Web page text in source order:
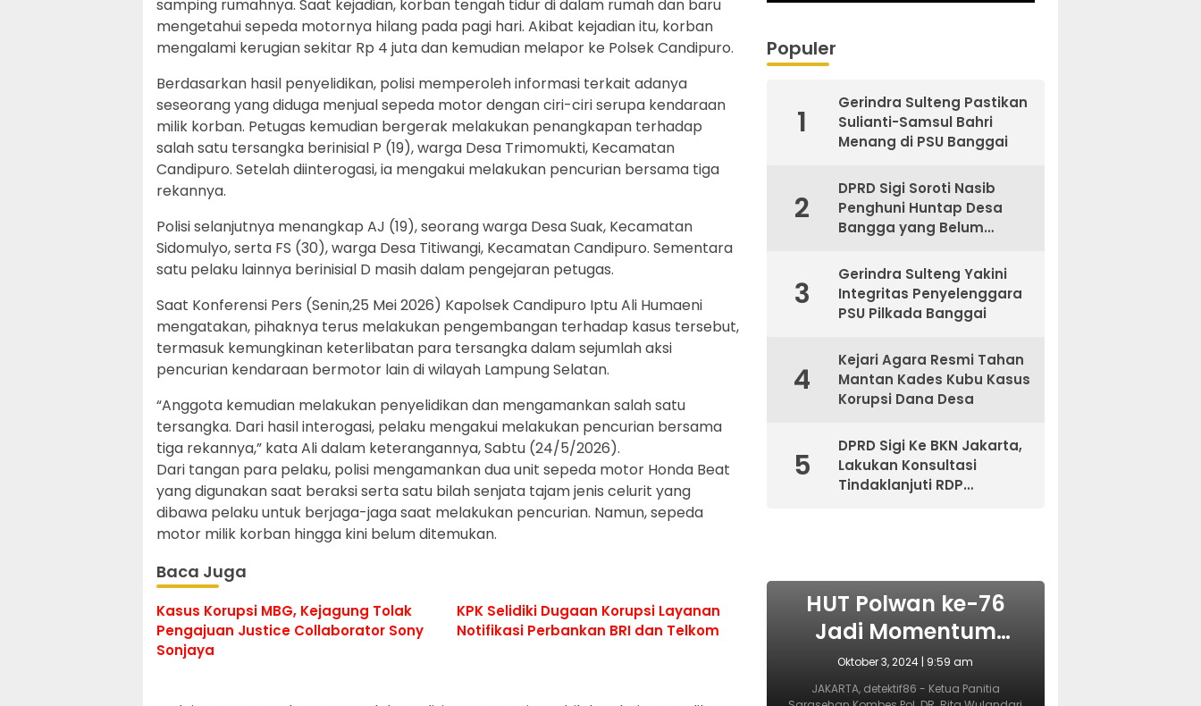
samping rumahnya. Saat kejadian, korban tengah tidur di dalam rumah dan baru
mengetahui sepeda motornya hilang pada pagi hari. Akibat kejadian itu, korban
mengalami kerugian sekitar Rp 4 juta dan kemudian melapor ke Polsek Candipuro.
Berdasarkan hasil penyelidikan, polisi memperoleh informasi terkait adanya
seseorang yang diduga menjual sepeda motor dengan ciri-ciri serupa kendaraan
milik korban. Petugas kemudian bergerak melakukan penangkapan terhadap
salah satu tersangka berinisial P (19), warga Desa Trimomukti, Kecamatan
Candipuro. Setelah diinterogasi, ia mengakui melakukan pencurian bersama tiga
rekannya.
Polisi selanjutnya menangkap AJ (19), seorang warga Desa Suak, Kecamatan
Sidomulyo, serta FS (30), warga Desa Titiwangi, Kecamatan Candipuro. Sementara
satu pelaku lainnya berinisial D masih dalam pengejaran petugas.
Saat Konferensi Pers (Senin,25 Mei 2026) Kapolsek Candipuro Iptu Ali Humaeni
mengatakan, pihaknya terus melakukan pengembangan terhadap kasus tersebut,
termasuk kemungkinan keterlibatan para tersangka dalam sejumlah aksi
pencurian kendaraan bermotor lain di wilayah Lampung Selatan.
“Anggota kemudian melakukan penyelidikan dan mengamankan salah satu
tersangka. Dari hasil interogasi, pelaku mengakui melakukan pencurian bersama
tiga rekannya,” kata Ali dalam keterangannya, Sabtu (24/5/2026).
Dari tangan para pelaku, polisi mengamankan dua unit sepeda motor Honda Beat
yang digunakan saat beraksi serta satu bilah senjata tajam jenis celurit yang
dibawa pelaku untuk berjaga-jaga saat melakukan pencurian. Namun, sepeda
motor milik korban hingga kini belum ditemukan.
Baca Juga
Kasus Korupsi MBG, Kejagung Tolak
Pengajuan Justice Collaborator Sony
Sonjaya
KPK Selidiki Dugaan Korupsi Layanan
Notifikasi Perbankan BRI dan Telkom
Populer
1
Gerindra Sulteng Pastikan
Sulianti-Samsul Bahri
Menang di PSU Banggai
2
DPRD Sigi Soroti Nasib
Penghuni Huntap Desa
Bangga yang Belum
3
Gerindra Sulteng Yakini
Integritas Penyelenggara
PSU Pilkada Banggai
4
Kejari Agara Resmi Tahan
Mantan Kades Kubu Kasus
Korupsi Dana Desa
5
DPRD Sigi Ke BKN Jakarta,
Lakukan Konsultasi
Tindaklanjuti RDP
HUT Polwan ke-76
Jadi Momentum
yang Tepat
Wujudkan
Oktober 3, 2024 | 9:59 am
JAKARTA, detektif86 - Ketua Panitia